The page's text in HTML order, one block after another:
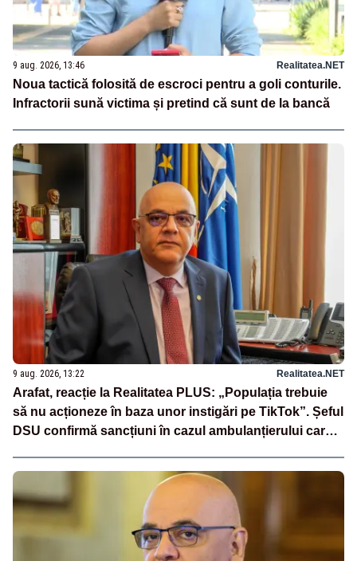
9 aug. 2026, 13:46 Realitatea.NET
Noua tactică folosită de escroci pentru a goli conturile.
Infractorii sună victima și pretind că sunt de la bancă
9 aug. 2026, 13:22 Realitatea.NET
Arafat, reacție la Realitatea PLUS: „Populația trebuie
să nu acționeze în baza unor instigări pe TikTok”. Șeful
DSU confirmă sancțiuni în cazul ambulanțierului care a